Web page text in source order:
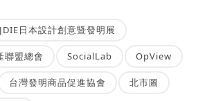
JDIE日本設計創意暨發明展
聯盟總會 SocialLab OpView
台灣發明商品促進協會 北市圖